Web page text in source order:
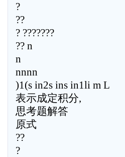
?
??
? ???????
?? n
n
nnnn
)1(s in2s ins in1li m L
表示成定积分,
思考题解答
原式
??
?